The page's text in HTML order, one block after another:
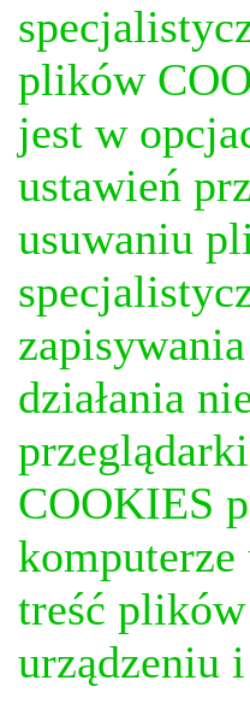
plików
jest w
ustawień
usuwaniu
działania
COOKIES
treść
urządzeniu